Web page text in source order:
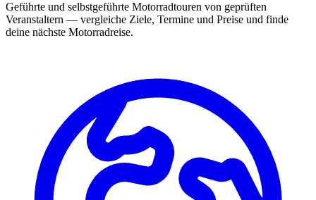
Geführte und selbstgeführte Motorradtouren von geprüften
Veranstaltern — vergleiche Ziele, Termine und Preise und finde
deine nächste Motorradreise.